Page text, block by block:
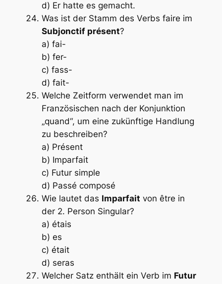
d) Er hatte es gemacht.
Was ist der Stamm des Verbs faire im
Subjonctif présent?
a) fai-
b) fer-
c) fass-
d) fait-
Welche Zeitform verwendet man im
Französischen nach der Konjunktion
„quand“, um eine zukünftige Handlung
zu beschreiben?
a) Présent
b) Imparfait
c) Futur simple
d) Passé composé
Wie lautet das Imparfait von être in
der 2. Person Singular?
a) étais
b) es
c) était
d) seras
Welcher Satz enthält ein Verb im Futur